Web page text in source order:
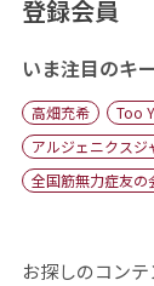
おすすめコン
出版物
会社概要
登録会員
いま注目のキ
高畑充希 Too
アルジェニクスジ
全国筋無力症友の
お探しのコンテ